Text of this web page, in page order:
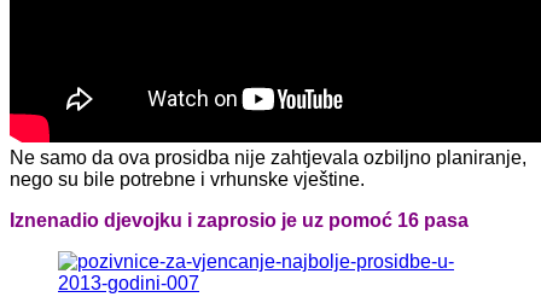
Ne samo da ova prosidba nije zahtjevala ozbiljno planiranje,
nego su bile potrebne i vrhunske vještine.
Iznenadio djevojku i zaprosio je uz pomoć 16 pasa